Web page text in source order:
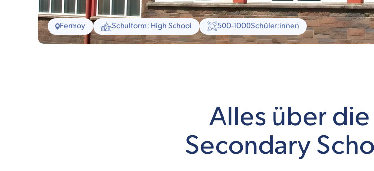
Fermoy Schulform: High School 500-1000Schüler:innen
Alles über
Secondary